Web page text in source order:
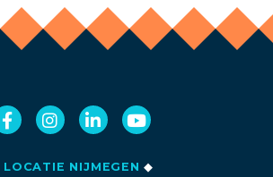
LOCATIE NIJMEGEN ◆